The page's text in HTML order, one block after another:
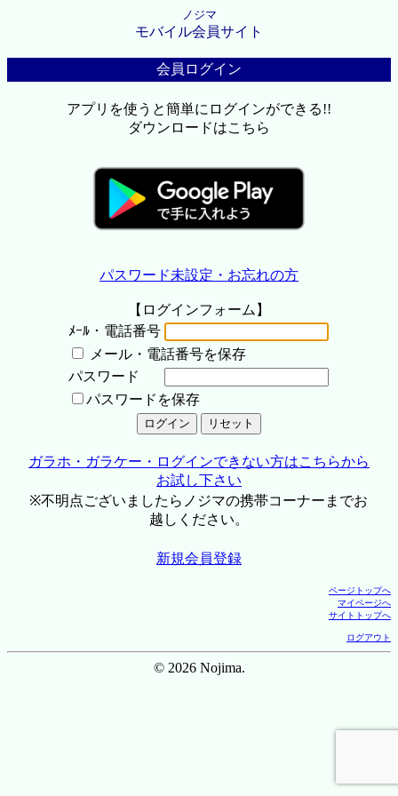
ノジマ
モバイル会員サイト
会員ログイン
アプリを使うと簡単にログインができる!!
ダウンロードはこちら
パスワード未設定・お忘れの方
【ログインフォーム】
ﾒｰﾙ・電話番号
メール・電話番号を保存
パスワード
パスワードを保存
ガラホ・ガラケー・ログインできない方はこちらから
お試し下さい
※不明点ございましたらノジマの携帯コーナーまでお
越しください。
新規会員登録
ページトップへ
マイページへ
サイトトップへ
ログアウト
© 2026 Nojima.